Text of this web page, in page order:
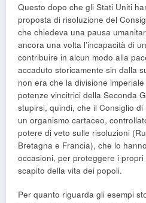
Questo dopo che gli Stati Uniti
proposta di risoluzione del
che chiedeva una pausa
ancora una volta l’incapacità di
contribuire in alcun modo alla
accaduto storicamente sin dalla
non era che la divisione
potenze vincitrici della Seconda
stupirsi, quindi, che il Consiglio
un organismo cartaceo,
potere di veto sulle risoluzioni
Bretagna e Francia), che lo
occasioni, per proteggere i
scapito della vita dei popoli.
Per quanto riguarda gli esempi